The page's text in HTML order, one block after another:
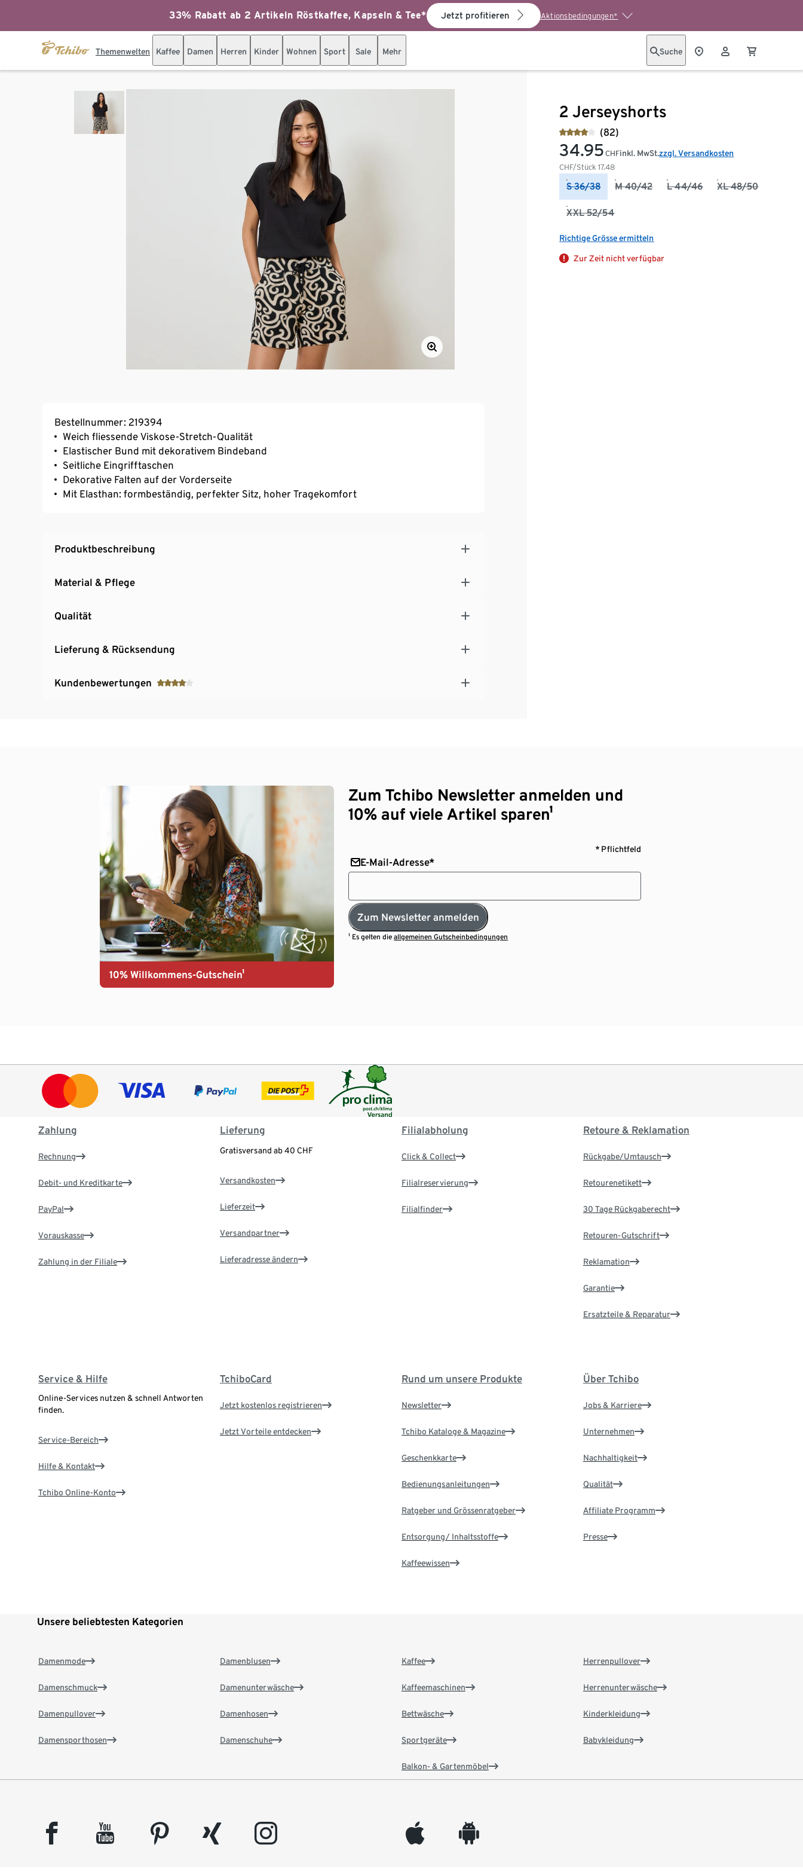
33% Rabatt ab 2 Artikeln Röstkaffee, Kapseln & Tee* Jetzt profitieren Aktionsbedingungen*
Themenwelten Kaffee Damen Herren Kinder Wohnen Sport Sale Mehr Suche
2 Jerseyshorts
(82)
34.95 CHF
CHF/Stück17.48
inkl. MwSt.zzgl. Versandkosten
S 36/38 M 40/42 L 44/46 XL 48/50
XXL 52/54
Richtige Grösse ermitteln
Zur Zeit nicht verfügbar
Bestellnummer: 219394
Weich fliessende Viskose-Stretch-Qualität
Elastischer Bund mit dekorativem Bindeband
Seitliche Eingrifftaschen
Dekorative Falten auf der Vorderseite
Mit Elasthan: formbeständig, perfekter Sitz, hoher Tragekomfort
Produktbeschreibung
Material & Pflege
Qualität
Lieferung & Rücksendung
Kundenbewertungen
10% Willkommens-Gutschein¹
Zum Tchibo Newsletter anmelden und
10% auf viele Artikel sparen¹
* Pflichtfeld
E-Mail-Adresse*
Zum Newsletter anmelden
¹ Es gelten dieallgemeinen Gutscheinbedingungen
Zahlung
Rechnung
Debit- und Kreditkarte
PayPal
Vorauskasse
Zahlung in der Filiale
Lieferung
Gratisversand ab 40 CHF
Versandkosten
Lieferzeit
Versandpartner
Lieferadresse ändern
Filialabholung
Click & Collect
Filialreservierung
Filialfinder
Retoure & Reklamation
Rückgabe/Umtausch
Retourenetikett
30 Tage Rückgaberecht
Retouren-Gutschrift
Reklamation
Garantie
Ersatzteile & Reparatur
Service & Hilfe
Online-Services nutzen & schnell Antworten
finden.
Service-Bereich
Hilfe & Kontakt
Tchibo Online-Konto
TchiboCard
Jetzt kostenlos registrieren
Jetzt Vorteile entdecken
Rund um unsere Produkte
Newsletter
Tchibo Kataloge & Magazine
Geschenkkarte
Bedienungsanleitungen
Ratgeber und Grössenratgeber
Entsorgung/ Inhaltsstoffe
Kaffeewissen
Über Tchibo
Jobs & Karriere
Unternehmen
Nachhaltigkeit
Qualität
Affiliate Programm
Presse
Unsere beliebtesten Kategorien
Damenmode
Damenschmuck
Damenpullover
Damensporthosen
Damenblusen
Damenunterwäsche
Damenhosen
Damenschuhe
Kaffee
Kaffeemaschinen
Bettwäsche
Sportgeräte
Balkon- & Gartenmöbel
Herrenpullover
Herrenunterwäsche
Kinderkleidung
Babykleidung
facebook youtube pinterest xing instagram appleinc android